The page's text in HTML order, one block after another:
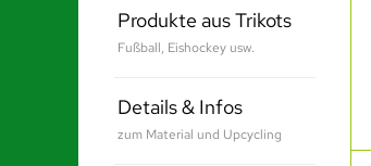
Produkte aus Trikots
Fußball, Eishockey usw.
Details & Infos
zum Material und Upcycling